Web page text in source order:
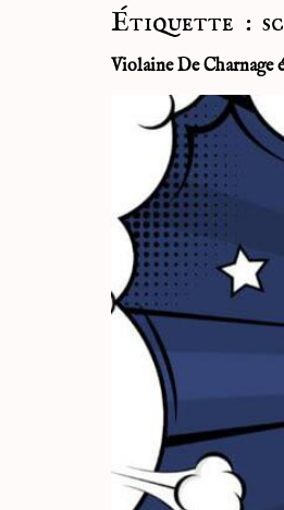
Étiquette :
Violaine De Charnage